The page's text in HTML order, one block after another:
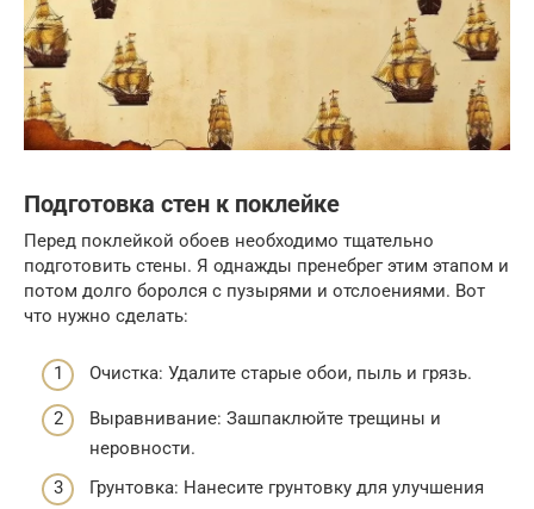
Подготовка стен к поклейке
Перед поклейкой обоев необходимо тщательно
подготовить стены. Я однажды пренебрег этим этапом и
потом долго боролся с пузырями и отслоениями. Вот
что нужно сделать:
Очистка: Удалите старые обои, пыль и грязь.
Выравнивание: Зашпаклюйте трещины и
неровности.
Грунтовка: Нанесите грунтовку для улучшения